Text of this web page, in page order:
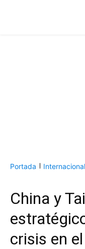
Portada Internacional
China y
crisis en